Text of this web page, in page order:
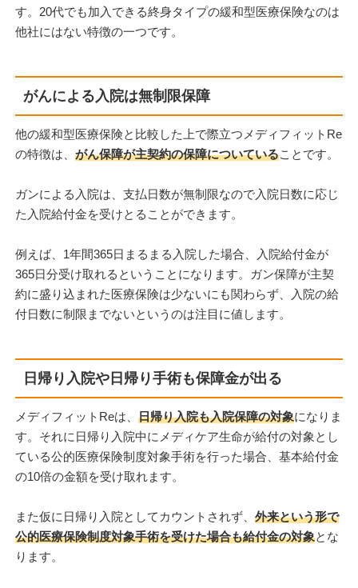
す。20代でも加入できる終身タイプの緩和型医療保険なのは
他社にはない特徴の一つです。
がんによる入院は無制限保障
他の緩和型医療保険と比較した上で際立つメディフィットRe
の特徴は、 がん保障が主契約の保障についていることです。
ガンによる入院は、支払日数が無制限なので入院日数に応じ
た入院給付金を受けとることができます。
例えば、1年間365日まるまる入院した場合、入院給付金が
365日分受け取れるということになります。ガン保障が主契
約に盛り込まれた医療保険は少ないにも関わらず、入院の給
付日数に制限までないというのは注目に値します。
日帰り入院や日帰り手術も保障金が出る
メディフィットReは、 日帰り入院も入院保障の対象になりま
す。それに日帰り入院中にメディケア生命が給付の対象とし
ている公的医療保険制度対象手術を行った場合、基本給付金
の10倍の金額を受け取れます。
また仮に日帰り入院としてカウントされず、 外来という形で
公的医療保険制度対象手術を受けた場合も給付金の対象とな
ります。